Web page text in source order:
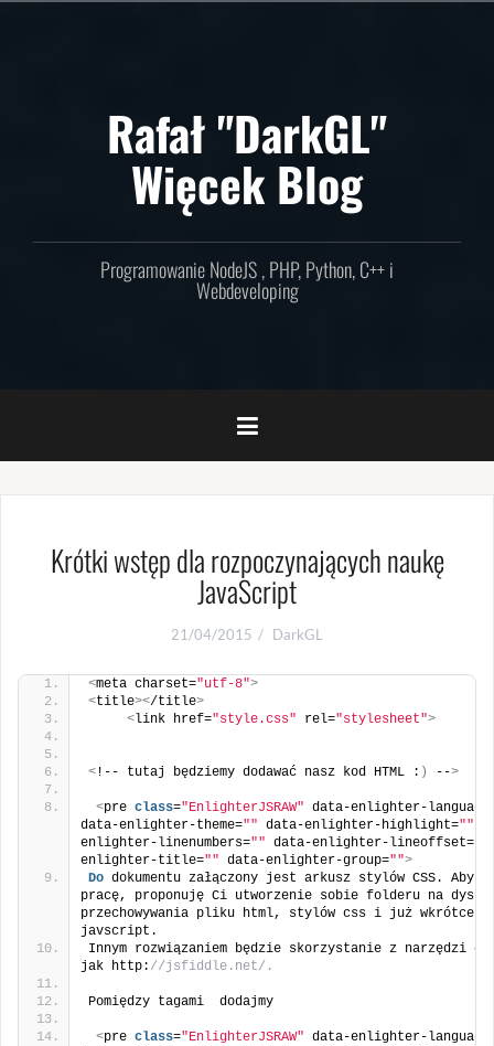
Rafał "DarkGL"
Więcek Blog
Programowanie NodeJS , PHP, Python, C++ i
Webdeveloping
Krótki wstęp dla rozpoczynających naukę
JavaScript
21/04/2015 DarkGL
<meta charset="utf-8">
<title></title>
<link href="style.css" rel="stylesheet">
< !-- tutaj będziemy dodawać nasz kod HTML : ) -->
<pre class="EnlighterJSRAW" data-enlighter-
data-enlighter-theme="" data-enlighter-highlight=""
enlighter-linenumbers="" data-enlighter-lineoffset=
enlighter-title="" data-enlighter-group="">
Do dokumentu załączony jest arkusz stylów CSS. Aby
pracę, proponuję Ci utworzenie sobie folderu na
przechowywania pliku html, stylów css i już wkrótce
javscript.
Innym rozwiązaniem będzie skorzystanie z narzędzi
jak http: //jsfiddle.net/.
Pomiędzy tagami  dodajmy
<pre class="EnlighterJSRAW" data-enlighter-